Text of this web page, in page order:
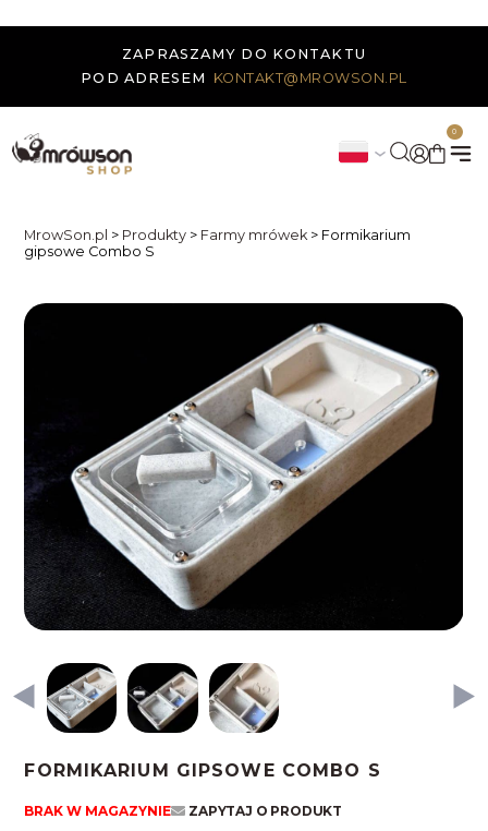
ZAPRASZAMY DO KONTAKTU
POD ADRESEM
KONTAKT@MROWSON.PL
0
MrowSon.pl > Produkty > Farmy mrówek > Formikarium
gipsowe Combo S
FORMIKARIUM GIPSOWE COMBO S
BRAK W MAGAZYNIE ZAPYTAJ O PRODUKT